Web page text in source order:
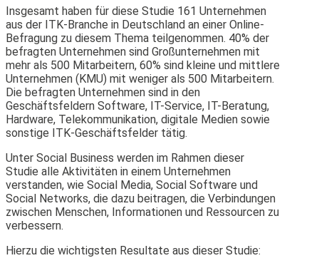
Insgesamt haben für diese Studie 161 Unternehmen
aus der ITK-Branche in Deutschland an einer Online-
Befragung zu diesem Thema teilgenommen. 40% der
befragten Unternehmen sind Großunternehmen mit
mehr als 500 Mitarbeitern, 60% sind kleine und mittlere
Unternehmen (KMU) mit weniger als 500 Mitarbeitern.
Die befragten Unternehmen sind in den
Geschäftsfeldern Software, IT-Service, IT-Beratung,
Hardware, Telekommunikation, digitale Medien sowie
sonstige ITK-Geschäftsfelder tätig.
Unter Social Business werden im Rahmen dieser
Studie alle Aktivitäten in einem Unternehmen
verstanden, wie Social Media, Social Software und
Social Networks, die dazu beitragen, die Verbindungen
zwischen Menschen, Informationen und Ressourcen zu
verbessern.
Hierzu die wichtigsten Resultate aus dieser Studie: